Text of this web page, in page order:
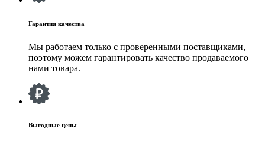
Гарантия качества
Мы работаем только с проверенными поставщиками,
поэтому можем гарантировать качество продаваемого
нами товара.
Выгодные цены